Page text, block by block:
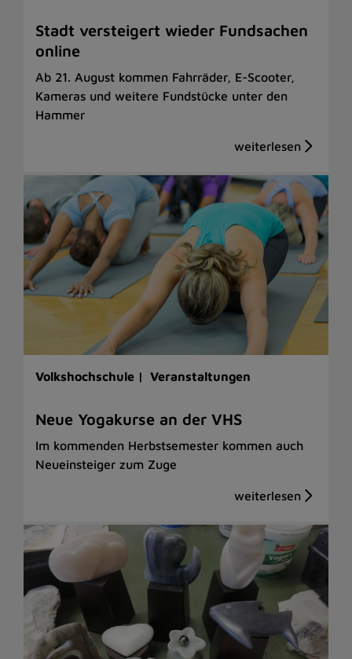
Stadt versteigert wieder Fundsachen
online
Ab 21. August kommen Fahrräder, E-Scooter,
Kameras und weitere Fundstücke unter den
Hammer
Volkshochschule | Veranstaltungen
Neue Yogakurse an der VHS
Im kommenden Herbstsemester kommen auch
Neueinsteiger zum Zuge